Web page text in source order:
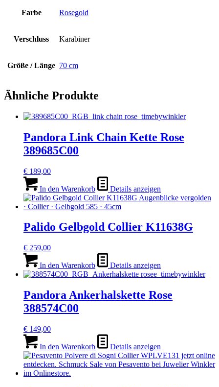
Farbe Rosegold
Verschluss Karabiner
Größe / Länge 70 cm
Ähnliche Produkte
Pandora Link Chain Kette Rose
389685C00
€ 189,00
In den Warenkorb Details anzeigen
Palido Gelbgold Collier K11638G
€ 259,00
In den Warenkorb Details anzeigen
Pandora Ankerhalskette Rose
388574C00
€ 149,00
In den Warenkorb Details anzeigen